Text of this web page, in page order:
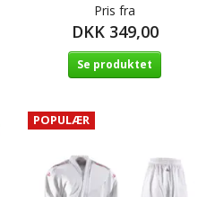
Pris fra
DKK 349,00
Se produktet
POPULÆR